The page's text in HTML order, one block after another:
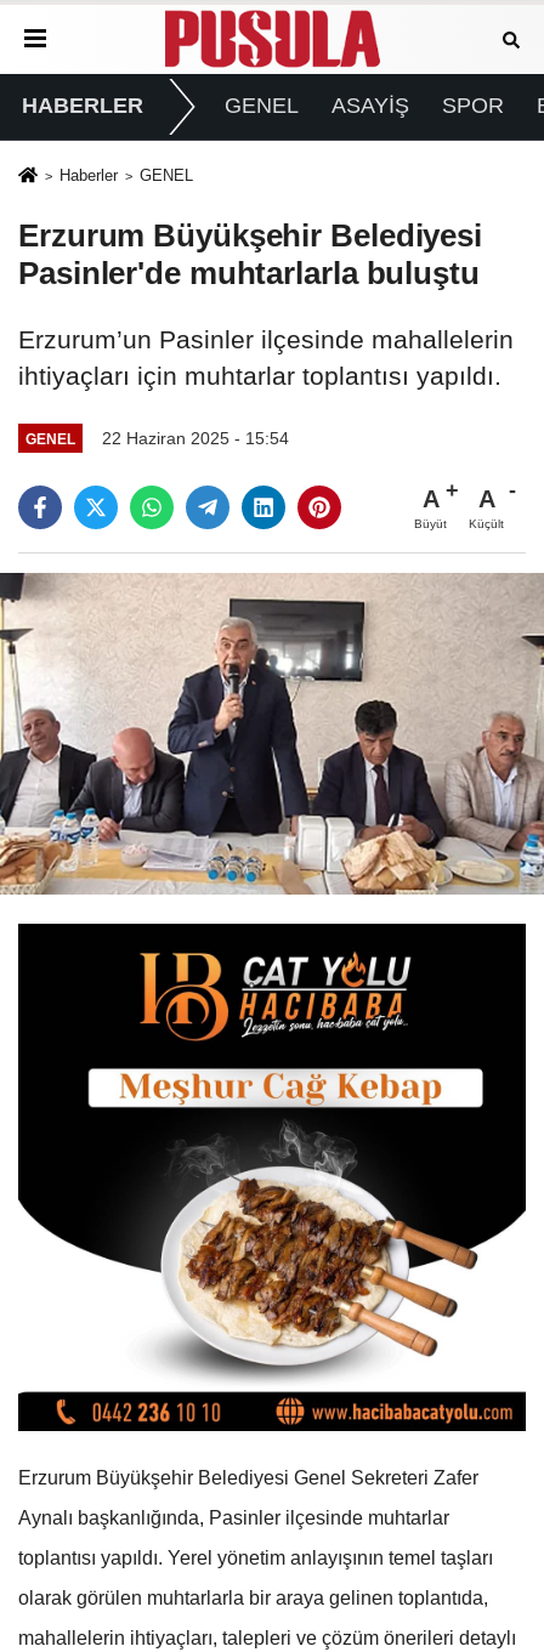
HABERLER GENEL ASAYİŞ SPOR
Haberler GENEL
Erzurum Büyükşehir Belediyesi
Pasinler'de muhtarlarla buluştu
Erzurum’un Pasinler ilçesinde mahallelerin
ihtiyaçları için muhtarlar toplantısı yapıldı.
GENEL 22 Haziran 2025 - 15:54
A
Büyüt
A
Küçült
Erzurum Büyükşehir Belediyesi Genel Sekreteri Zafer
Aynalı başkanlığında, Pasinler ilçesinde muhtarlar
toplantısı yapıldı. Yerel yönetim anlayışının temel taşları
olarak görülen muhtarlarla bir araya gelinen toplantıda,
mahallelerin ihtiyaçları, talepleri ve çözüm önerileri detaylı